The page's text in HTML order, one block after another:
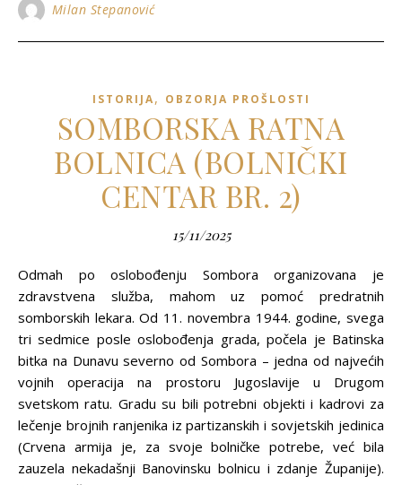
Milan Stepanović
ISTORIJA, OBZORJA PROŠLOSTI
SOMBORSKA RATNA
BOLNICA (BOLNIČKI
CENTAR BR. 2)
15/11/2025
Odmah po oslobođenju Sombora organizovana je
zdravstvena služba, mahom uz pomoć predratnih
somborskih lekara. Od 11. novembra 1944. godine, svega
tri sedmice posle oslobođenja grada, počela je Batinska
bitka na Dunavu severno od Sombora – jedna od najvećih
vojnih operacija na prostoru Jugoslavije u Drugom
svetskom ratu. Gradu su bili potrebni objekti i kadrovi za
lečenje brojnih ranjenika iz partizanskih i sovjetskih jedinica
(Crvena armija je, za svoje bolničke potrebe, već bila
zauzela nekadašnji Banovinsku bolnicu i zdanje Županije).